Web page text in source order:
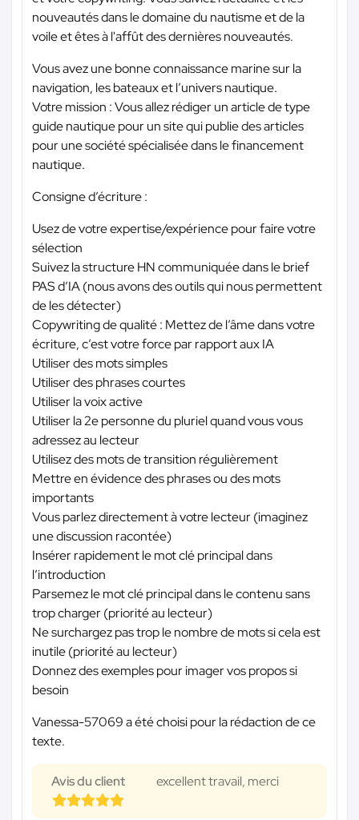
nouveautés dans le domaine du nautisme et de la
voile et êtes à l'affût des dernières nouveautés.
Vous avez une bonne connaissance marine sur la
navigation, les bateaux et l’univers nautique.
Votre mission : Vous allez rédiger un article de type
guide nautique pour un site qui publie des articles
pour une société spécialisée dans le financement
nautique.
Consigne d’écriture :
Usez de votre expertise/expérience pour faire votre
sélection
Suivez la structure HN communiquée dans le brief
PAS d’IA (nous avons des outils qui nous permettent
de les détecter)
Copywriting de qualité : Mettez de l’âme dans votre
écriture, c’est votre force par rapport aux IA
Utiliser des mots simples
Utiliser des phrases courtes
Utiliser la voix active
Utiliser la 2e personne du pluriel quand vous vous
adressez au lecteur
Utilisez des mots de transition régulièrement
Mettre en évidence des phrases ou des mots
importants
Vous parlez directement à votre lecteur (imaginez
une discussion racontée)
Insérer rapidement le mot clé principal dans
l’introduction
Parsemez le mot clé principal dans le contenu sans
trop charger (priorité au lecteur)
Ne surchargez pas trop le nombre de mots si cela est
inutile (priorité au lecteur)
Donnez des exemples pour imager vos propos si
besoin
Vanessa-57069 a été choisi pour la rédaction de ce
texte.
Avis du client excellent travail, merci